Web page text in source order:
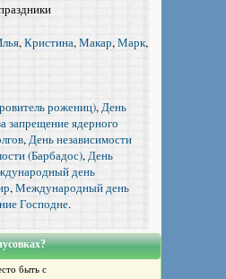
,Кристина,Макар,Марк,
рожениц),День
ядерного
,День независимости
(Барбадос),День
день
,Международный день
Господне.
быть с